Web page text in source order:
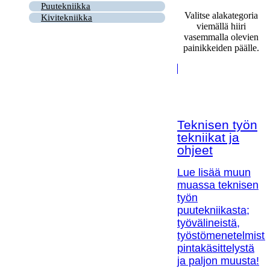
Puutekniikka
Kivitekniikka
Valitse alakategoria
viemällä hiiri
vasemmalla olevien
painikkeiden päälle.
Teknisen työn
tekniikat ja
ohjeet
Lue lisää muun
muassa teknisen
työn
puutekniikasta;
työvälineistä,
pintakäsittelystä
ja paljon muusta!